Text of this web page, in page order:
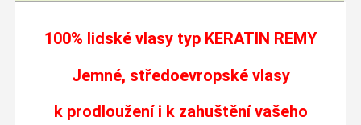
100% lidské vlasy typ KERATIN REMY
Jemné, středoevropské vlasy
k prodloužení i k zahuštění vašeho